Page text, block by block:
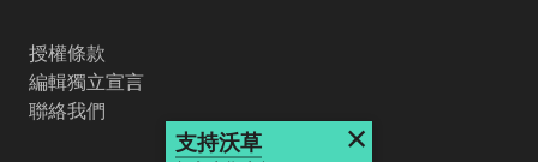
授權條款
編輯獨立宣言
聯絡我們
支持沃草 ×